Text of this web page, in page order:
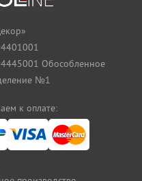
Обособленное
№1
к оплате: